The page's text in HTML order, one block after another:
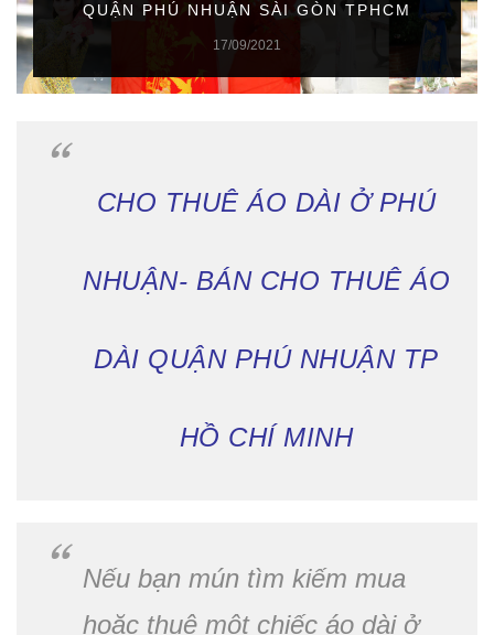
QUẬN PHÚ NHUẬN SÀI GÒN TPHCM
17/09/2021
CHO THUÊ ÁO DÀI Ở PHÚ
NHUẬN- BÁN CHO THUÊ ÁO
DÀI QUẬN PHÚ NHUẬN TP
HỒ CHÍ MINH
Nếu bạn mún tìm kiếm mua
hoặc thuê một chiếc áo dài ở